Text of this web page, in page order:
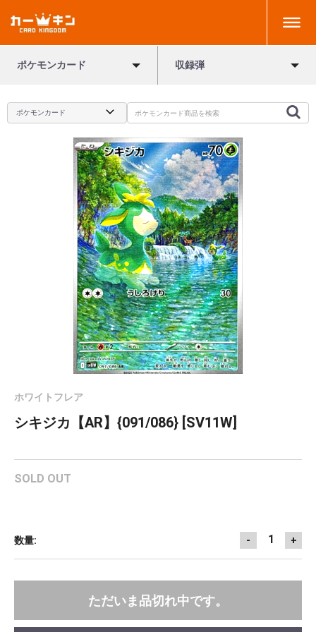
ポケモンカード 収録弾
ホワイトフレア
シキジカ【AR】{091/086} [SV11W]
SOLD OUT
数量: - 1 +
ただいま品切れ中です。